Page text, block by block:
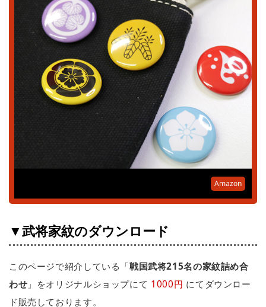
Amazon
▼武将家紋のダウンロード
このページで紹介している「戦国武将215名の家紋詰め合
わせ 」をオリジナルショップにて 1000円 にてダウンロー
ド販売しております。